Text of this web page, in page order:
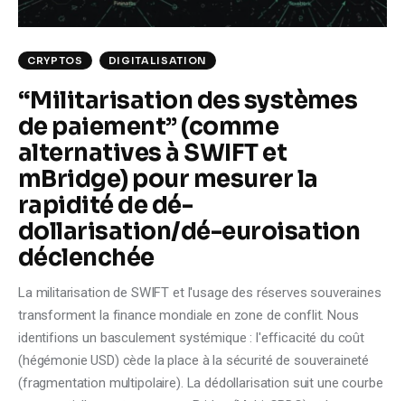
CRYPTOS DIGITALISATION
“Militarisation des systèmes
de paiement” (comme
alternatives à SWIFT et
mBridge) pour mesurer la
rapidité de dé-
dollarisation/dé-euroisation
déclenchée
La militarisation de SWIFT et l'usage des réserves souveraines
transforment la finance mondiale en zone de conflit. Nous
identifions un basculement systémique : l'efficacité du coût
(hégémonie USD) cède la place à la sécurité de souveraineté
(fragmentation multipolaire). La dédollarisation suit une courbe